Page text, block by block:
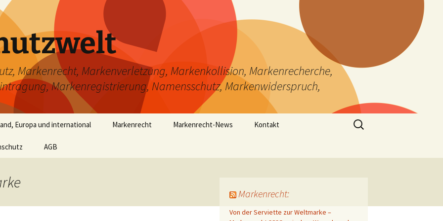
Markenrecht, Markenverletzung, Markenkollision, Markenrecherche,
Markenregistrierung, Namensschutz, Markenwiderspruch,
Europa und international Markenrecht Markenrecht-News Kontakt
AGB
Suchen
nach:
Markenrecht:
Von der Serviette zur Weltmarke –